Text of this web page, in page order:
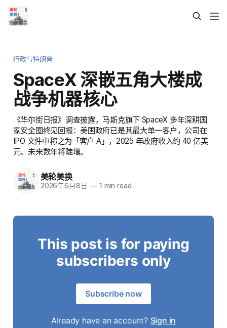
行政与特朗普
SpaceX 深嵌五角大楼成
战争机器核心
《华尔街日报》调查披露，马斯克旗下 SpaceX 多年深耕国
家安全圈终见回报：美国政府已是其最大单一客户，公司在
IPO 文件中称之为「客户 A」，2025 年政府收入约 40 亿美
元、未来数年将陡增。
美轮美换
2026年6月8日 —1 min read
This post is for paying
subscribers only
Subscribe now
Already have an account? Sign in